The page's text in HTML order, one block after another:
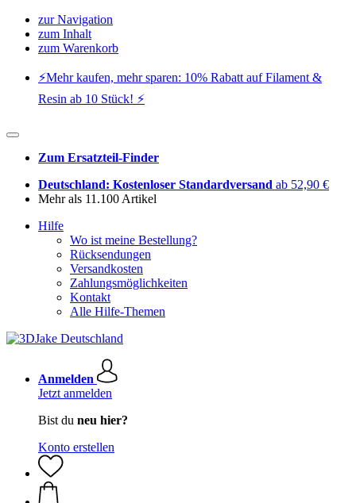
zur Navigation
zum Inhalt
zum Warenkorb
⚡️Mehr kaufen, mehr sparen: 10% Rabatt auf Filament &
Resin ab 10 Stück! ⚡️
Zum Ersatzteil-Finder
Deutschland: Kostenloser Standardversand ab 52,90 €
Mehr als 11.100 Artikel
Hilfe
Wo ist meine Bestellung?
Rücksendungen
Versandkosten
Zahlungsmöglichkeiten
Kontakt
Alle Hilfe-Themen
Anmelden
Jetzt anmelden
Bist du neu hier?
Konto erstellen